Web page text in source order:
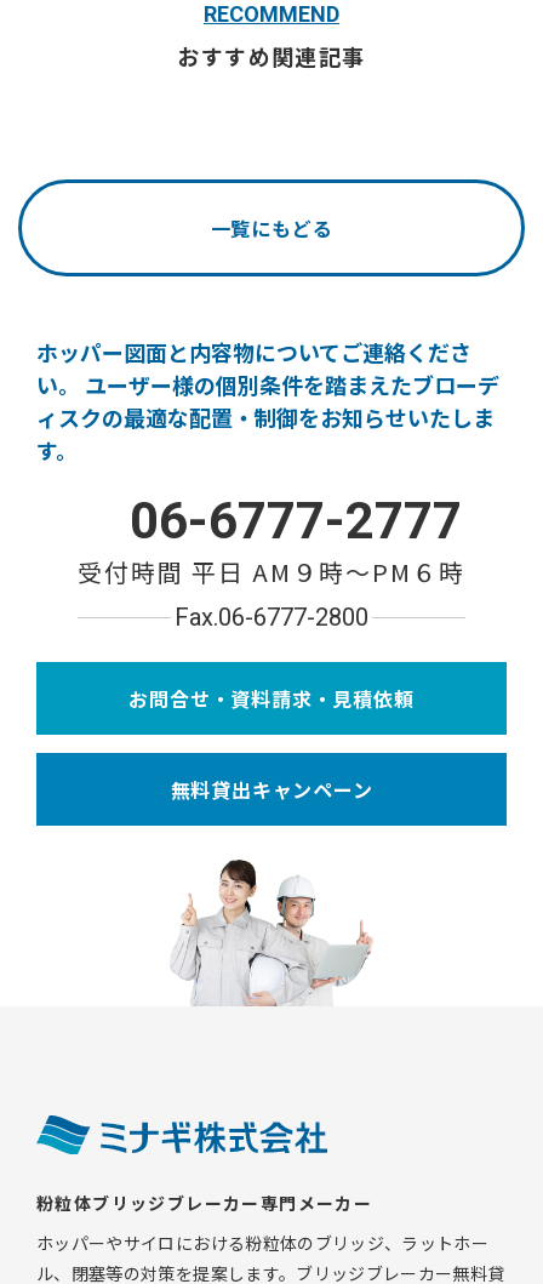
RECOMMEND
おすすめ関連記事
一覧にもどる
ホッパー図面と内容物についてご連絡くださ
い。
ユーザー様の個別条件を踏まえたブローデ
ィスクの最適な配置・制御をお知らせいたしま
す。
06-6777-2777
受付時間 平日 AM９時〜PM６時
Fax.06-6777-2800
お問合せ・資料請求・見積依頼
無料貸出キャンペーン
粉粒体ブリッジブレーカー専門メーカー
ホッパーやサイロにおける粉粒体のブリッジ、ラットホー
ル、閉塞等の対策を提案します。ブリッジブレーカー無料貸